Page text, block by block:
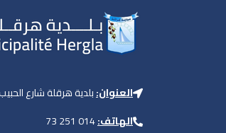
العنوان:بلدية هرقلة شارع الحبيب
الهاتف: